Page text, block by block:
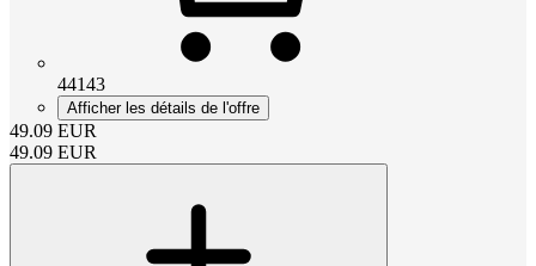
44143
Afficher les détails de l'offre
49.09 EUR
49.09 EUR